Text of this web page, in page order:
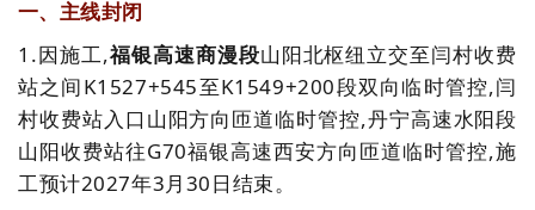
一、主线封闭
1.因施工,福银高速商漫段山阳北枢纽立交至闫村收费
站之间K1527+545至K1549+200段双向临时管控,闫
村收费站入口山阳方向匝道临时管控,丹宁高速水阳段
山阳收费站往G70福银高速西安方向匝道临时管控,施
工预计2027年3月30日结束。